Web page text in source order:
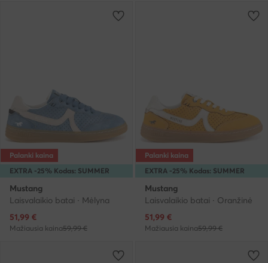
EXTRA -25% Kodas: SUMMER
Palanki kaina
Mustang
Laisvalaikio batai · Mėlyna
Dabartinė kaina
51,99 €
Mažiausia kaina59,99 €
EXTRA -25% Kodas: SUMMER
Palanki kaina
Mustang
Laisvalaikio batai · Oranžinė
Dabartinė kaina
51,99 €
Mažiausia kaina59,99 €